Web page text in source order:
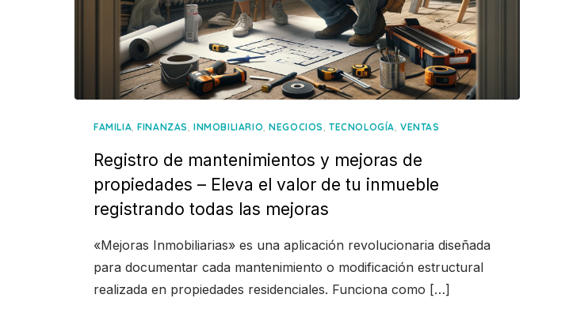
FAMILIA,FINANZAS,INMOBILIARIO,NEGOCIOS,TECNOLOGÍA,VENTAS
Registro de mantenimientos y mejoras de
propiedades – Eleva el valor de tu inmueble
registrando todas las mejoras
«Mejoras Inmobiliarias» es una aplicación revolucionaria diseñada
para documentar cada mantenimiento o modificación estructural
realizada en propiedades residenciales. Funciona como […]